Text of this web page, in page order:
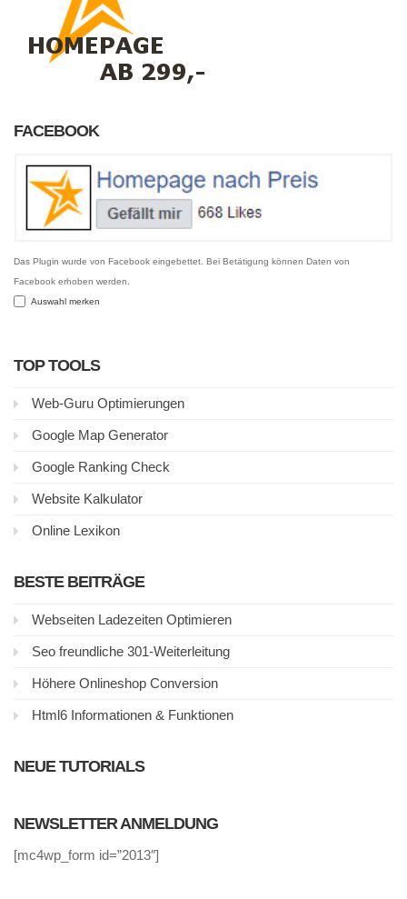
FACEBOOK
Das Plugin wurde von Facebook eingebettet. Bei Betätigung können Daten von
Facebook erhoben werden.
Auswahl merken
TOP TOOLS
Web-Guru Optimierungen
Google Map Generator
Google Ranking Check
Website Kalkulator
Online Lexikon
BESTE BEITRÄGE
Webseiten Ladezeiten Optimieren
Seo freundliche 301-Weiterleitung
Höhere Onlineshop Conversion
Html6 Informationen & Funktionen
NEUE TUTORIALS
NEWSLETTER ANMELDUNG
[mc4wp_form id=”2013″]